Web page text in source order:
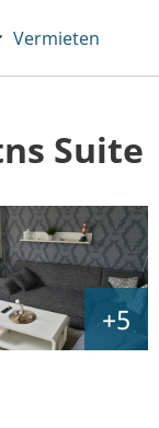
Vermieten
Suite
+5